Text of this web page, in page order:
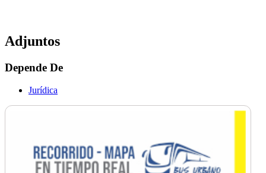
Adjuntos
Depende De
Jurídica